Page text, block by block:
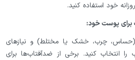
خود استفاده کنید.
(حساس، چرب، خشک یا مختلط) و نیازهای
انتخاب کنید. برخی از ضدآفتاب‌ها برای